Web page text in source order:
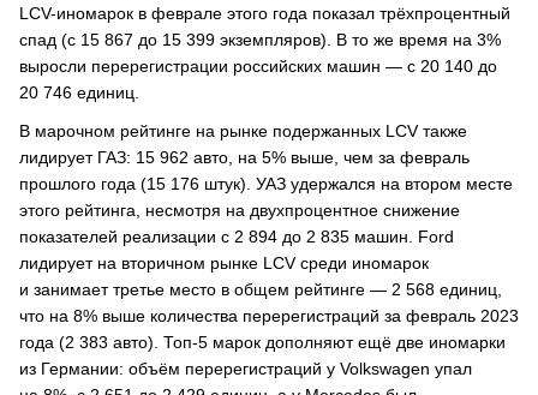
LCV-иномарок в феврале этого года показал трёхпроцентный
спад (с 15 867 до 15 399 экземпляров). В то же время на 3%
выросли перерегистрации российских машин — с 20 140 до
20 746 единиц.
В марочном рейтинге на рынке подержанных LCV также
лидирует ГАЗ: 15 962 авто, на 5% выше, чем за февраль
прошлого года (15 176 штук). УАЗ удержался на втором месте
этого рейтинга, несмотря на двухпроцентное снижение
показателей реализации с 2 894 до 2 835 машин. Ford
лидирует на вторичном рынке LCV среди иномарок
и занимает третье место в общем рейтинге — 2 568 единиц,
что на 8% выше количества перерегистраций за февраль 2023
года (2 383 авто). Топ-5 марок дополняют ещё две иномарки
из Германии: объём перерегистраций у Volkswagen упал